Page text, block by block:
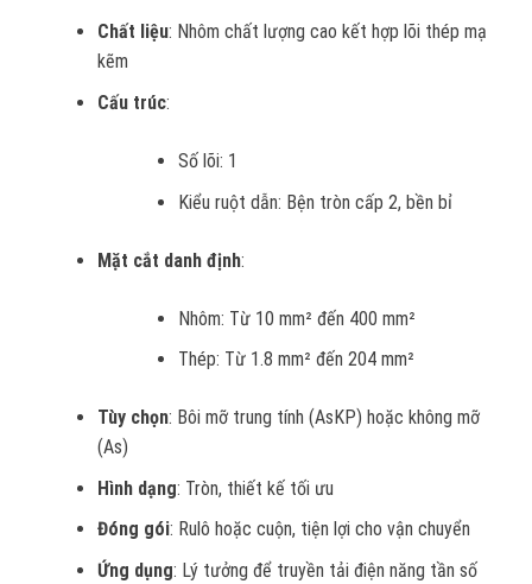
Chất liệu: Nhôm chất lượng cao kết hợp lõi thép mạ
kẽm
Cấu trúc:
Số lõi: 1
Kiểu ruột dẫn: Bện tròn cấp 2, bền bỉ
Mặt cắt danh định:
Nhôm: Từ 10 mm² đến 400 mm²
Thép: Từ 1.8 mm² đến 204 mm²
Tùy chọn: Bôi mỡ trung tính (AsKP) hoặc không mỡ
(As)
Hình dạng: Tròn, thiết kế tối ưu
Đóng gói: Rulô hoặc cuộn, tiện lợi cho vận chuyển
Ứng dụng: Lý tưởng để truyền tải điện năng tần số